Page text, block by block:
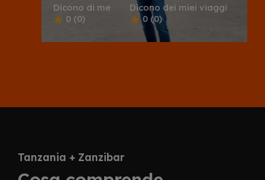
Dicono di me
0 (0)
Dicono dei miei viaggi
0(0)
Tanzania + Zanzibar